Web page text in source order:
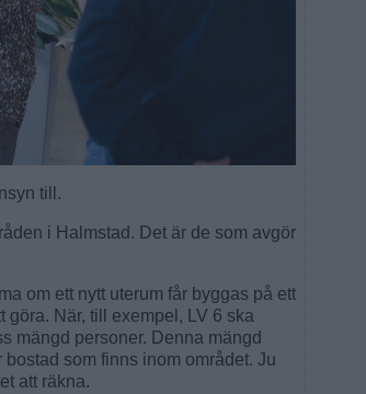
till.
i Halmstad. Det är de som avgör
om ett nytt uterum får byggas på ett
göra. När, till exempel, LV 6 ska
mängd personer. Denna mängd
som finns inom området. Ju
att räkna.